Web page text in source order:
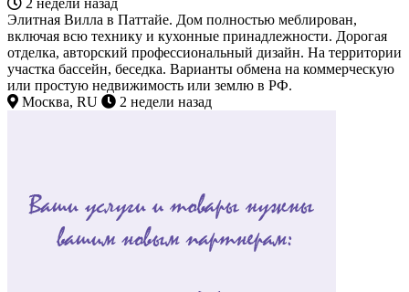
2 недели назад
Элитная Вилла в Паттайе. Дом полностью меблирован,
включая всю технику и кухонные принадлежности. Дорогая
отделка, авторский профессиональный дизайн. На территории
участка бассейн, беседка. Варианты обмена на коммерческую
или простую недвижимость или землю в РФ.
Москва, RU
2 недели назад